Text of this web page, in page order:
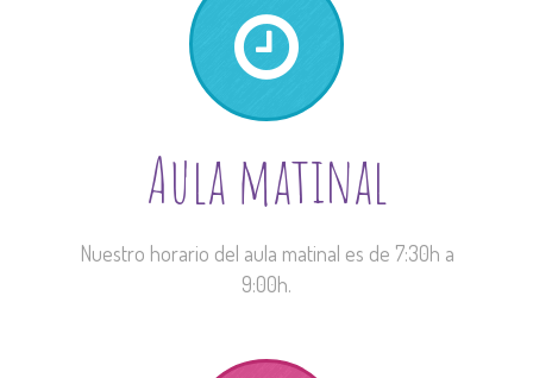
Aula matinal
Nuestro horario del aula matinal es de 7:30h a
9:00h.